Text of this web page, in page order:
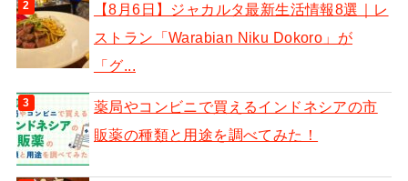
【8月6日】ジャカルタ最新生活情報8選｜レ
ストラン「Warabian Niku Dokoro」が
「グ...
薬局やコンビニで買えるインドネシアの市
販薬の種類と用途を調べてみた！